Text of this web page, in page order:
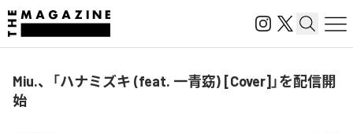
Miu.、「ハナミズキ (feat. 一青窈) [Cover]」を配信開
始